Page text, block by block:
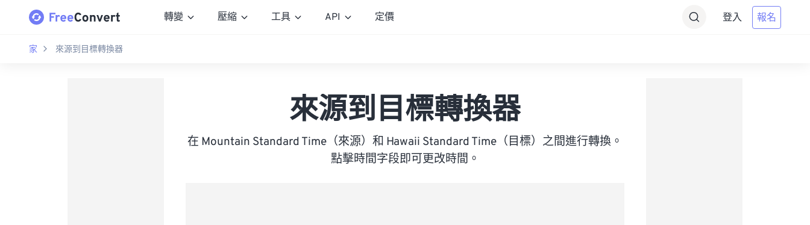
轉變 壓縮 工具 API 定價 登入 報名
家 來源到目標轉換器
來源到目標轉換器
在 Mountain Standard Time（來源）和 Hawaii Standard Time（目標）之間進行轉換。
點擊時間字段即可更改時間。